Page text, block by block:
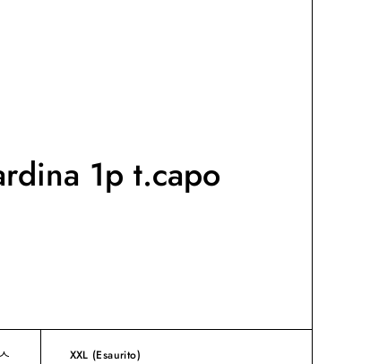
1p t.capo
XXL (Esaurito)